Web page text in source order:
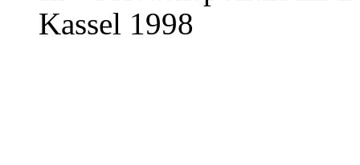
Kassel 1998